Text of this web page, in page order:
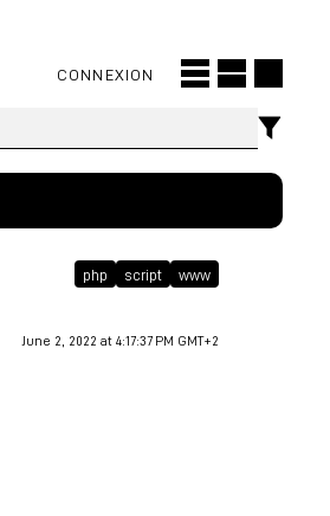
CONNEXION
php script www
June 2, 2022 at 4:17:37 PM GMT+2